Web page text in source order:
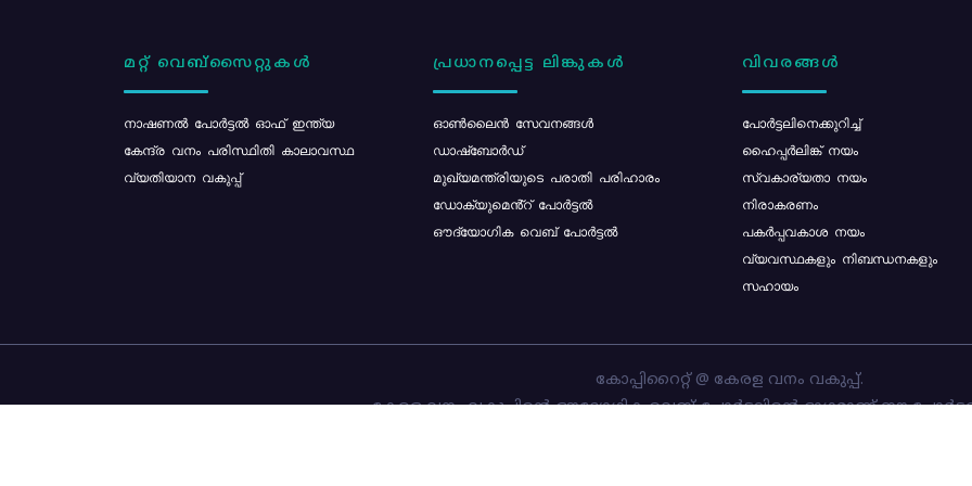
മറ്റ് വെബ്സൈറ്റുകൾ
നാഷണൽ പോർട്ടൽ ഓഫ് ഇന്ത്യ
കേന്ദ്ര വനം പരിസ്ഥിതി കാലാവസ്ഥ
വ്യതിയാന വകുപ്പ്
പ്രധാനപ്പെട്ട ലിങ്കുകൾ
ഓൺലൈൻ സേവനങ്ങൾ
ഡാഷ്ബോർഡ്
മുഖ്യമന്ത്രിയുടെ പരാതി പരിഹാരം
ഡോക്യുമെൻ്റ് പോർട്ടൽ
ഔദ്യോഗിക വെബ് പോർട്ടൽ
വിവരങ്ങൾ
പോര്‍ട്ടലിനെക്കുറിച്ച്
ഹൈപ്പർലിങ്ക് നയം
സ്വകാര്യതാ നയം
നിരാകരണം
പകർപ്പവകാശ നയം
വ്യവസ്ഥകളും നിബന്ധനകളും
സഹായം
കോപ്പിറൈറ്റ് @ കേരള വനം വകുപ്പ്.
കേരള വനം വകുപ്പിന്റെ ഔദ്യോഗിക വെബ്-പോർട്ടലിന്റെ ഭാഗമാണ് ഈ